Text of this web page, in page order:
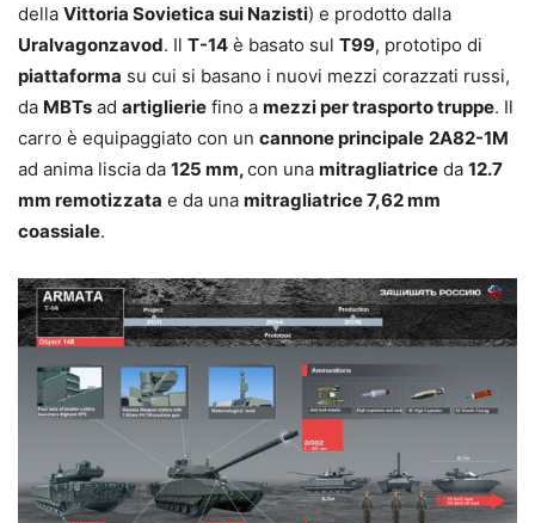
della Vittoria Sovietica sui Nazisti) e prodotto dalla
Uralvagonzavod. Il T-14 è basato sul T99, prototipo di
piattaforma su cui si basano i nuovi mezzi corazzati russi,
da MBTs ad artiglierie fino a mezzi per trasporto truppe. Il
carro è equipaggiato con un cannone principale 2A82-1M
ad anima liscia da 125 mm,con una mitragliatrice da 12.7
mm remotizzata e da una mitragliatrice 7,62 mm
coassiale.